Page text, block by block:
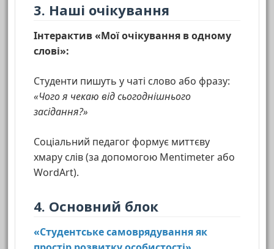
3. Наші очікування
Інтерактив «Мої очікування в одному
слові»:
Студенти пишуть у чаті слово або фразу:
«Чого я чекаю від сьогоднішнього
засідання?»
Соціальний педагог формує миттєву
хмару слів (за допомогою Mentimeter або
WordArt).
4. Основний блок
«Студентське самоврядування як